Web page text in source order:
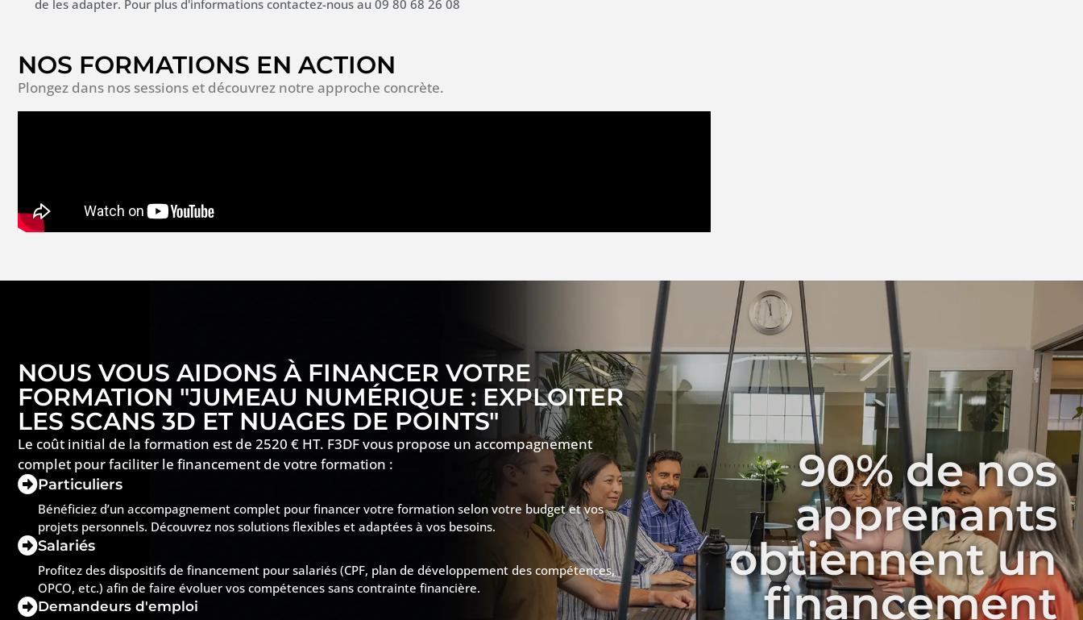
de les adapter. Pour plus d'informations contactez-nous au 09 80 68 26 08
NOS FORMATIONS EN ACTION
Plongez dans nos sessions et découvrez notre approche concrète.
NOUS VOUS AIDONS À FINANCER VOTRE
FORMATION "JUMEAU NUMÉRIQUE : EXPLOITER
LES SCANS 3D ET NUAGES DE POINTS"
Le coût initial de la formation est de 2520 € HT. F3DF vous propose un accompagnement
complet pour faciliter le financement de votre formation :
Particuliers
Bénéficiez d’un accompagnement complet pour financer votre formation selon votre budget et vos
projets personnels. Découvrez nos solutions flexibles et adaptées à vos besoins.
Salariés
Profitez des dispositifs de financement pour salariés (CPF, plan de développement des compétences,
OPCO, etc.) afin de faire évoluer vos compétences sans contrainte financière.
Demandeurs d'emploi
90% de nos
apprenants
obtiennent un
financement